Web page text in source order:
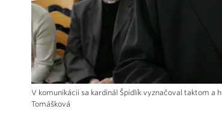
V komunikácii sa kardinál Špidlík vyznačoval taktom
Tomášková